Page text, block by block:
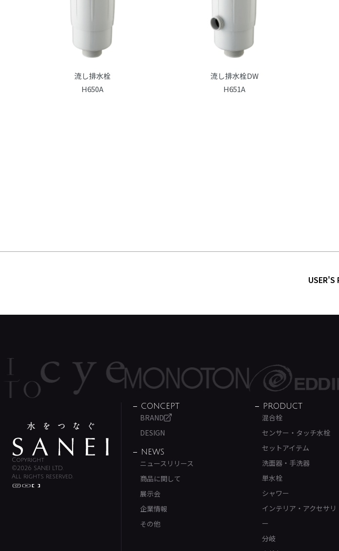
流し排水栓
H650A
流し排水栓DW
H651A
USER'S
Copyright
©2026 SANEI LTD.
All rights reserved.
CONCEPT
BRAND
DESIGN
NEWS
ニュースリリース
商品に関して
展示会
企業情報
その他
PRODUCT
混合栓
センサー・タッチ水栓
セットアイテム
洗面器・手洗器
単水栓
シャワー
インテリア・アクセサリ
ー
分岐